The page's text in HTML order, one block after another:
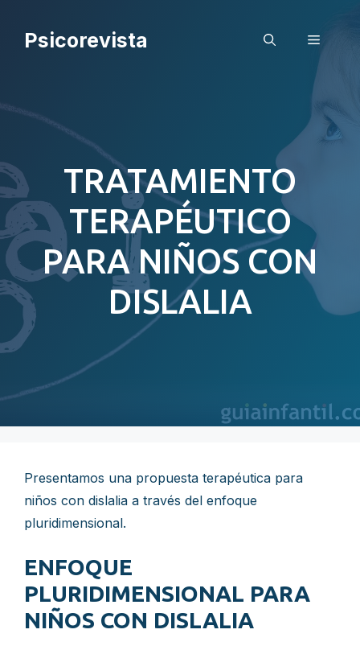
Psicorevista Menú
TRATAMIENTO
TERAPÉUTICO
PARA NIÑOS CON
DISLALIA
Presentamos una propuesta terapéutica para
niños con dislalia a través del enfoque
pluridimensional.
ENFOQUE
PLURIDIMENSIONAL PARA
NIÑOS CON DISLALIA